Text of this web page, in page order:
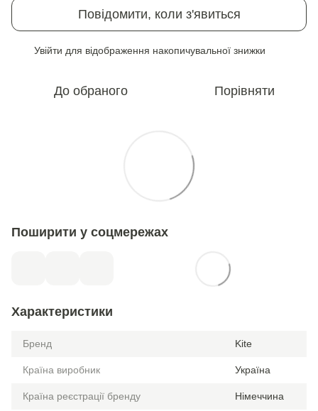
Повідомити, коли з'явиться
Увійти для відображення накопичувальної знижки
До обраного Порівняти
Поширити у соцмережах
Характеристики
Бренд Kite
Країна виробник Україна
Країна реєстрації бренду Німеччина